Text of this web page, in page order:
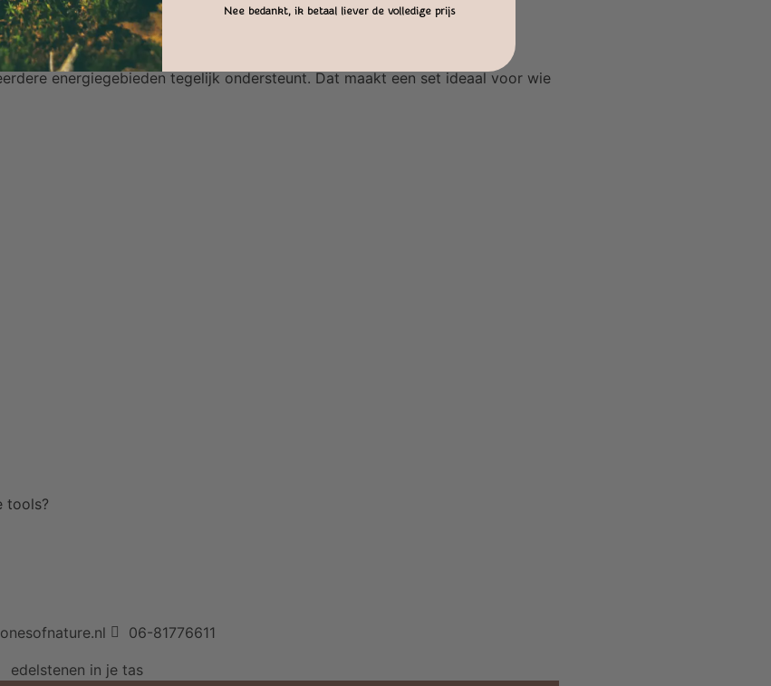
set?
energiegebieden tegelijk ondersteunt. Dat maakt een set ideaal voor wie
tools?
06-81776611
Nee bedankt, ik betaal liever de volledige prijs